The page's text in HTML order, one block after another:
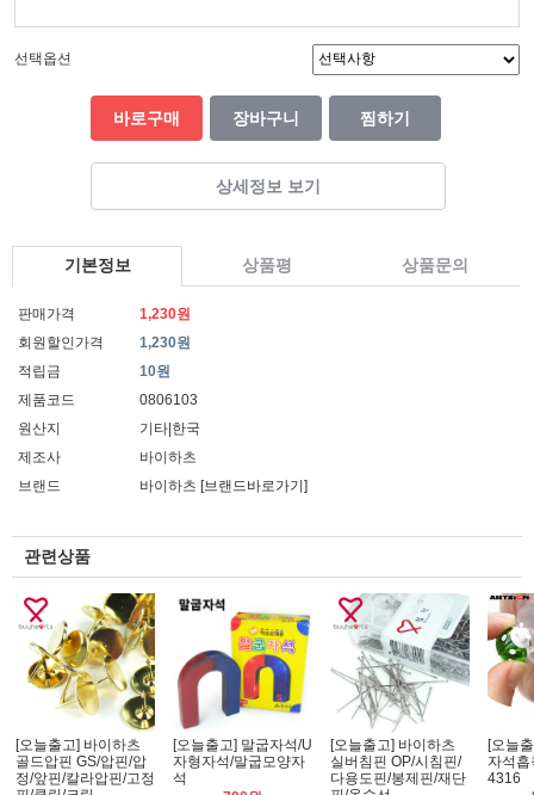
선택옵션
바로구매 장바구니 찜하기
상세정보 보기
기본정보 상품평 상품문의
판매가격
1,230원
회원할인가격
1,230원
적립금
10원
제품코드
0806103
원산지
기타|한국
제조사
바이하츠
브랜드
바이하츠 [브랜드바로가기]
관련상품
[오늘출고] 바이하츠
골드압핀 GS/압핀/압
정/앞핀/칼라압핀/고정
[오늘출고] 말굽자석/U
자형자석/말굽모양자
석
[오늘출고] 바이하츠
실버침핀 OP/시침핀/
다용도핀/봉제핀/재단
[오늘
자석흡
4316